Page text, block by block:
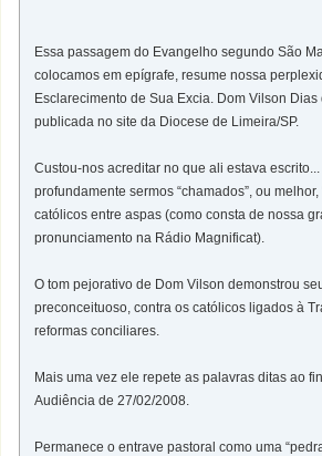
Essa passagem do Evangelho segundo São
colocamos em epígrafe, resume nossa
Esclarecimento de Sua Excia. Dom Vilson
publicada no site da Diocese de Limeira/SP.
Custou-nos acreditar no que ali estava
profundamente sermos “chamados”, ou melhor,
católicos entre aspas (como consta de nossa
pronunciamento na Rádio Magnificat).
O tom pejorativo de Dom Vilson demonstrou
preconceituoso, contra os católicos ligados à
reformas conciliares.
Mais uma vez ele repete as palavras ditas ao
Audiência de 27/02/2008.
Permanece o entrave pastoral como uma